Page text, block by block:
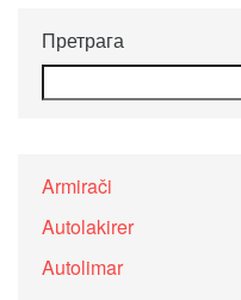
Претрага
Armirači
Autolakirer
Autolimar